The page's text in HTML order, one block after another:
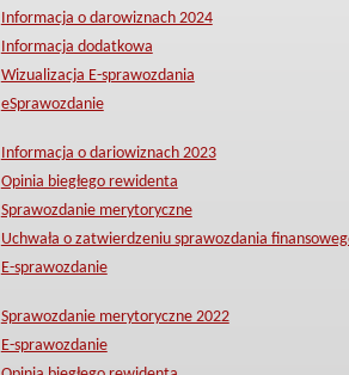
Informacja o darowiznach 2024
Informacja dodatkowa
Wizualizacja E-sprawozdania
eSprawozdanie
Informacja o dariowiznach 2023
Opinia biegłego rewidenta
Sprawozdanie merytoryczne
Uchwała o zatwierdzeniu sprawozdania
E-sprawozdanie
Sprawozdanie merytoryczne 2022
E-sprawozdanie